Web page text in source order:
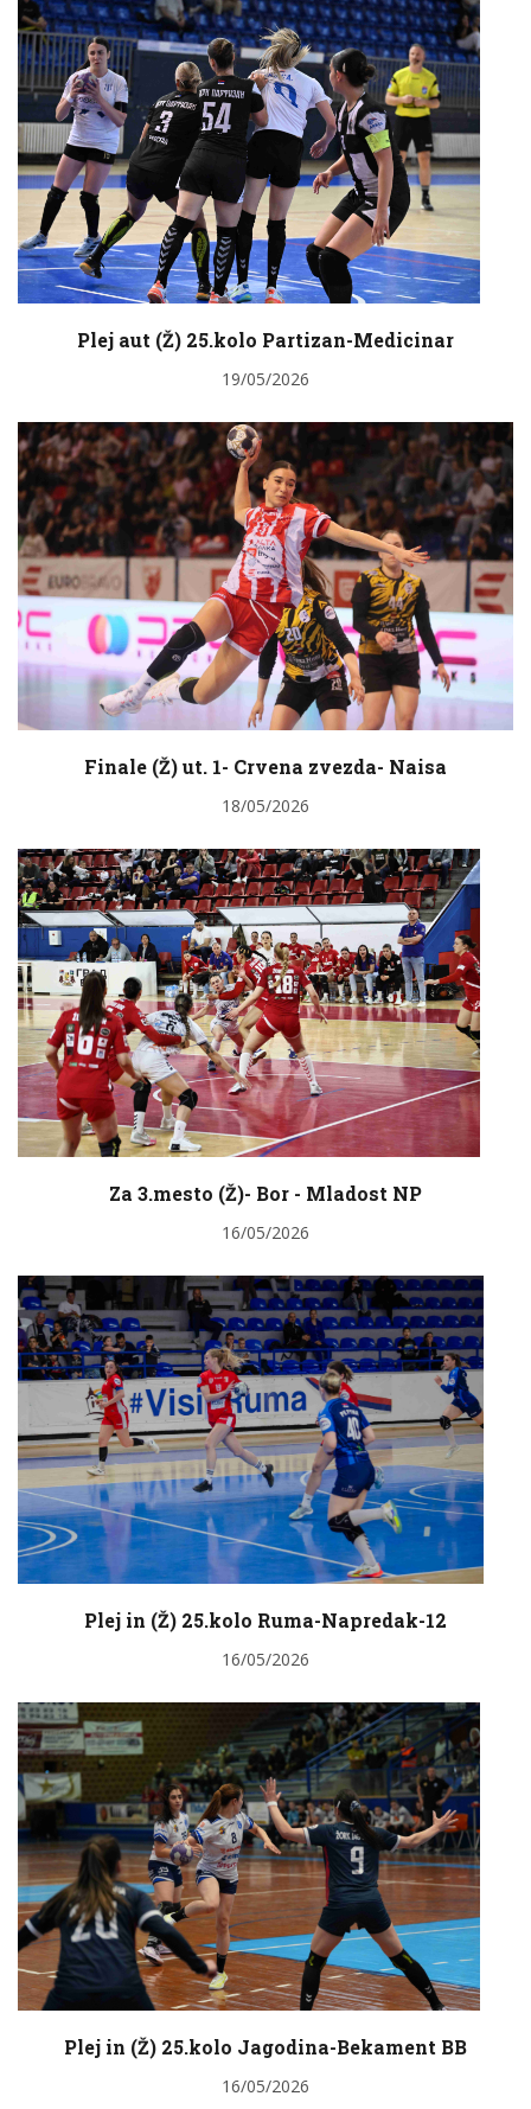
Plej aut (Ž) 25.kolo Partizan-Medicinar
19/05/2026
Finale (Ž) ut. 1- Crvena zvezda- Naisa
18/05/2026
Za 3.mesto (Ž)- Bor - Mladost NP
16/05/2026
Plej in (Ž) 25.kolo Ruma-Napredak-12
16/05/2026
Plej in (Ž) 25.kolo Jagodina-Bekament BB
16/05/2026